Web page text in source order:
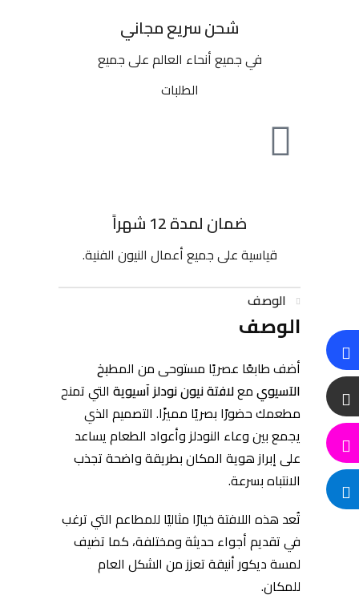
شحن سريع مجاني
في جميع أنحاء العالم على جميع
الطلبات
ضمان لمدة 12 شهراً
قياسية على جميع أعمال النيون الفنية.
الوصف
الوصف
أضف طابعًا عصريًا مستوحى من المطبخ
الآسيويمعلافتة نيون نودلز آسيوية التي تمنح
مطعمك حضورًا بصريًا مميزًا. التصميم الذي
يجمع بين وعاء النودلز وأعواد الطعام يساعد
على إبراز هوية المكان بطريقة واضحة تجذب
الانتباه بسرعة.
تُعد هذه اللافتة خيارًا مثاليًا للمطاعم التي ترغب
في تقديم أجواء حديثة ومختلفة، كما تضيف
لمسة ديكور أنيقة تعزز من الشكل العام
للمكان.